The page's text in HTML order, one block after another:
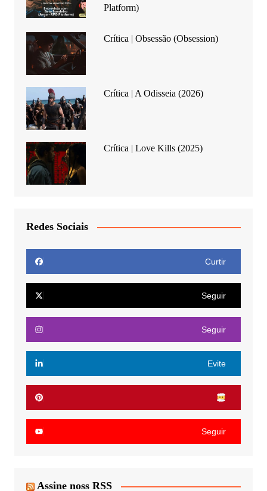
Platform)
Crítica | Obsessão (Obsession)
Crítica | A Odisseia (2026)
Crítica | Love Kills (2025)
Redes Sociais
Curtir
Seguir
Seguir
Evite
Seguir
Assine noss RSS